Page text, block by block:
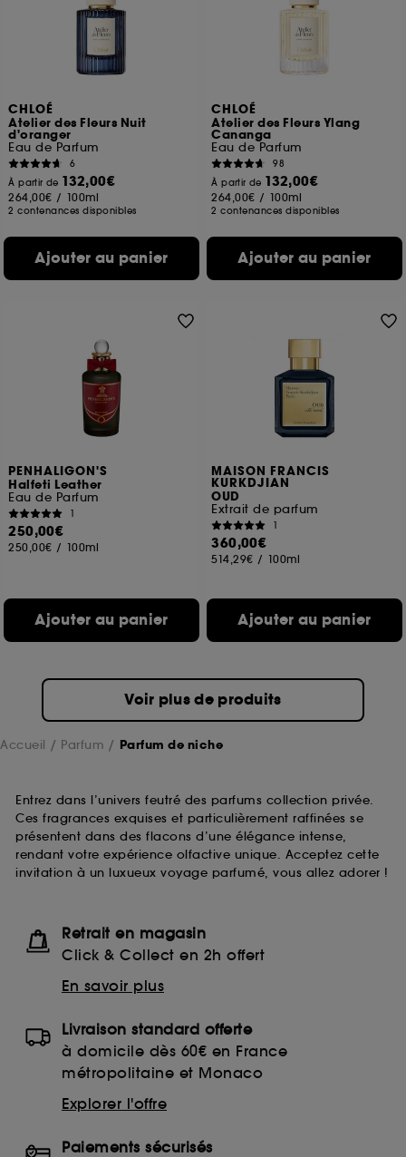
CHLOÉ
Atelier des Fleurs Nuit
d'oranger
Eau de Parfum
6
À partir de 132,00€
264,00€ / 100ml
2 contenances disponibles
Ajouter au panier
CHLOÉ
Atelier des Fleurs Ylang
Cananga
Eau de Parfum
98
À partir de 132,00€
264,00€ / 100ml
2 contenances disponibles
Ajouter au panier
PENHALIGON'S
Halfeti Leather
Eau de Parfum
1
250,00€
250,00€ / 100ml
Ajouter au panier
MAISON FRANCIS
KURKDJIAN
OUD
Extrait de parfum
1
360,00€
514,29€ / 100ml
Ajouter au panier
Voir plus de produits
Accueil Parfum Parfum de niche
Entrez dans l’univers feutré des parfums collection privée.
Ces fragrances exquises et particulièrement raffinées se
présentent dans des flacons d’une élégance intense,
rendant votre expérience olfactive unique. Acceptez cette
invitation à un luxueux voyage parfumé, vous allez adorer !
Retrait en magasin
Click & Collect en 2h offert
En savoir plus
Livraison standard offerte
à domicile dès 60€ en France
métropolitaine et Monaco
Explorer l'offre
Paiements sécurisés